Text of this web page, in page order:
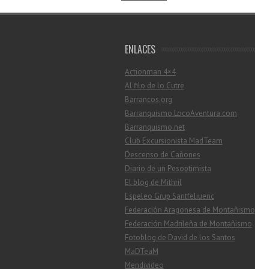
ENLACES
Actionman 4×4
Al filo de lo Cutre
Barrancos.org
Barranquismo.LocoAventura.com
Barranquismo.net
Club Excursionista MadTeam
Descenso de Cañones
Diario de un Pesoptimista
El blog de Mithril
Espeleo Grup Santfeliuenc
Federación Aragonesa de Montañismo
Federación Madrileña de Montañismo
Fotoblog de David de los Santos
MaDTeaM
Mendivideo